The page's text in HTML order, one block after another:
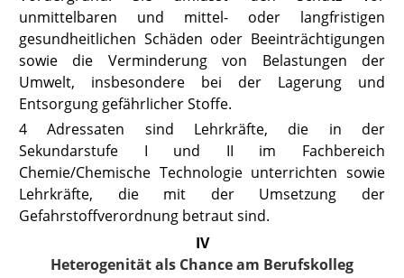
unmittelbaren und mittel- oder langfristigen
gesundheitlichen Schäden oder Beeinträchtigungen
sowie die Verminderung von Belastungen der
Umwelt, insbesondere bei der Lagerung und
Entsorgung gefährlicher Stoffe.
4 Adressaten sind Lehrkräfte, die in der
Sekundarstufe I und II im Fachbereich
Chemie/Chemische Technologie unterrichten sowie
Lehrkräfte, die mit der Umsetzung der
Gefahrstoffverordnung betraut sind.
IV
Heterogenität als Chance am Berufskolleg